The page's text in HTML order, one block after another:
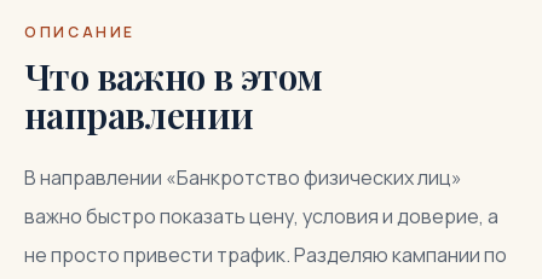
ОПИСАНИЕ
Что важно в этом
направлении
В направлении «Банкротство физических лиц»
важно быстро показать цену, условия и доверие, а
не просто привести трафик. Разделяю кампании по